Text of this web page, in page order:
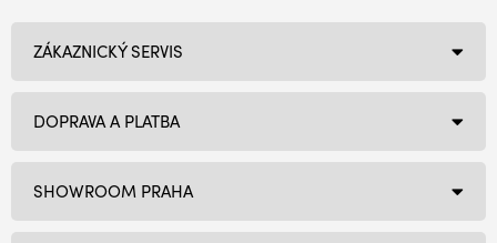
SHOWROOM PRAHA
ZÁKAZNICKÝ SERVIS
DOPRAVA A PLATBA